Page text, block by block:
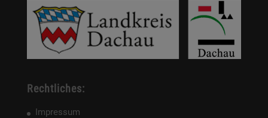
Rechtliches:
Impressum